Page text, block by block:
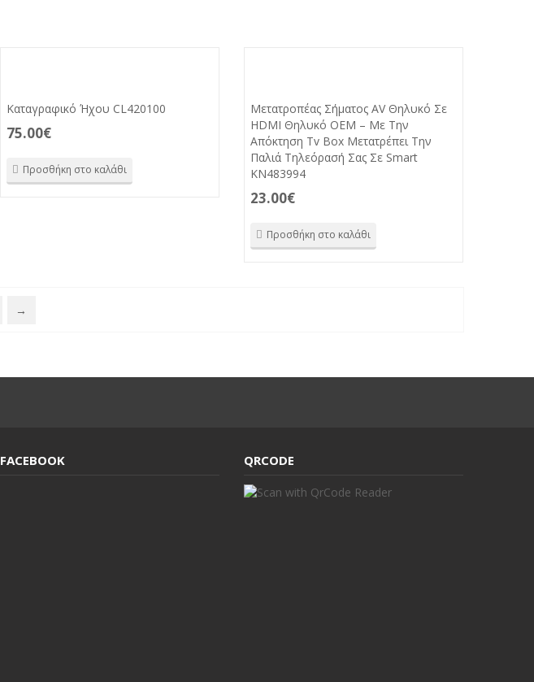
Καταγραφικό Ήχου CL420100
75.00€
Προσθήκη στο καλάθι
Μετατροπέας Σήματος AV Θηλυκό Σε
HDMI Θηλυκό OEM – Mε Την
Απόκτηση Tv Box Μετατρέπει Την
Παλιά Τηλεόρασή Σας Σε Smart
KN483994
23.00€
Προσθήκη στο καλάθι
→
FACEBOOK QRCODE